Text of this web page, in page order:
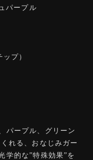
パープル
プ）
パープル、グリーン
れる、おなじみガー
学的な”特殊効果”を